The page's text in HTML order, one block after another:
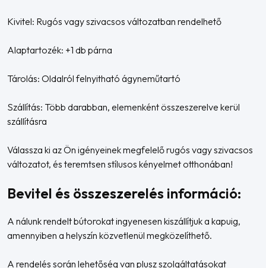
Kivitel: Rugós vagy szivacsos változatban rendelhető
Alaptartozék: +1 db párna
Tárolás: Oldalról felnyitható ágyneműtartó
Szállítás: Több darabban, elemenként összeszerelve kerül
szállításra
Válassza ki az Ön igényeinek megfelelő rugós vagy szivacsos
változatot, és teremtsen stílusos kényelmet otthonában!
Bevitel és összeszerelés információ:
A nálunk rendelt bútorokat ingyenesen kiszállítjuk a kapuig,
amennyiben a helyszín közvetlenül megközelíthető.
A rendelés során lehetőség van plusz szolgáltatásokat